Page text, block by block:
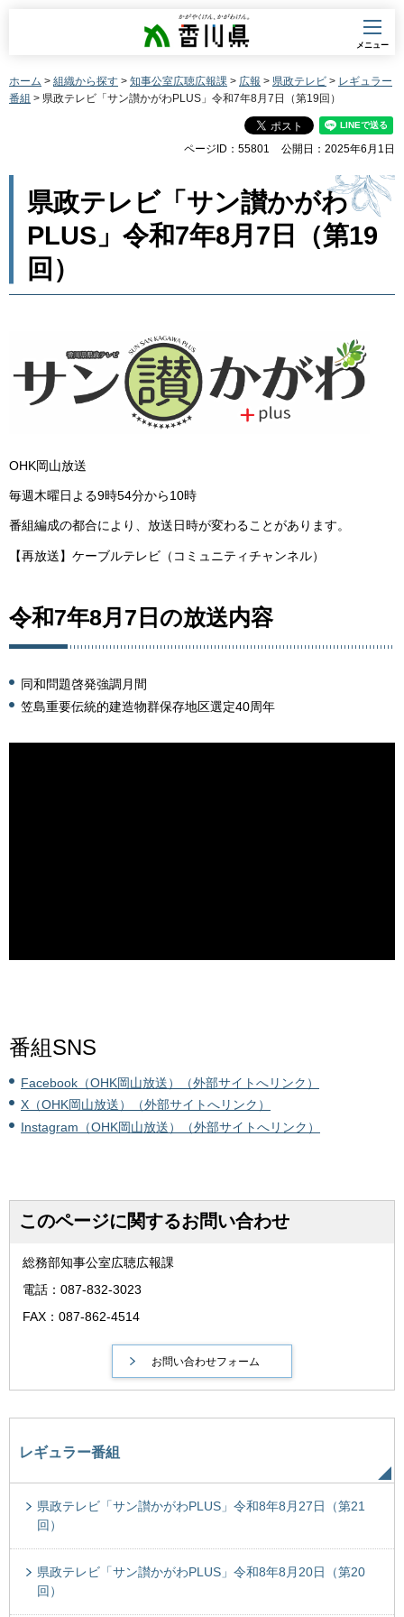
香川県
メニュー
ホーム > 組織から探す > 知事公室広聴広報課 > 広報 > 県政テレビ > レギュラー
番組 > 県政テレビ「サン讃かがわPLUS」令和7年8月7日（第19回）
ページID：55801 公開日：2025年6月1日
県政テレビ「サン讃かがわ
PLUS」令和7年8月7日（第19
回）
OHK岡山放送
毎週木曜日よる9時54分から10時
番組編成の都合により、放送日時が変わることがあります。
【再放送】ケーブルテレビ（コミュニティチャンネル）
令和7年8月7日の放送内容
同和問題啓発強調月間
笠島重要伝統的建造物群保存地区選定40周年
番組SNS
Facebook（OHK岡山放送）（外部サイトへリンク）
X（OHK岡山放送）（外部サイトへリンク）
Instagram（OHK岡山放送）（外部サイトへリンク）
このページに関するお問い合わせ
総務部知事公室広聴広報課
電話：087-832-3023
FAX：087-862-4514
レギュラー番組
県政テレビ「サン讃かがわPLUS」令和8年8月27日（第21
回）
県政テレビ「サン讃かがわPLUS」令和8年8月20日（第20
回）